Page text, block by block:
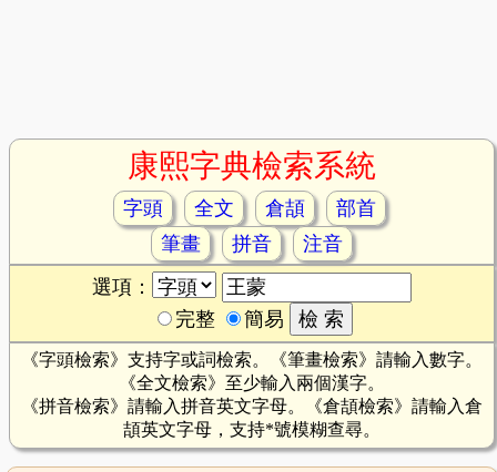
康熙字典檢索系統
字頭 全文 倉頡
部首
筆畫
拼音
注音
選項：
完整
簡易
《字頭檢索》支持字或詞檢索。《筆畫檢索》請輸入數字。
《全文檢索》至少輸入兩個漢字。
《拼音檢索》請輸入拼音英文字母。《倉頡檢索》請輸入倉
頡英文字母，支持*號模糊查尋。